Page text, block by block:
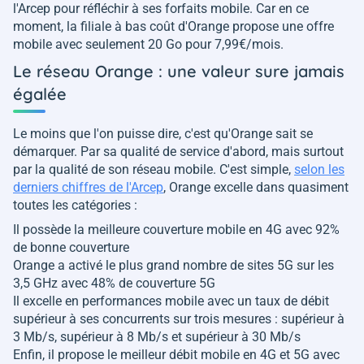
l'Arcep pour réfléchir à ses forfaits mobile. Car en ce
moment, la filiale à bas coût d'Orange propose une offre
mobile avec seulement 20 Go pour 7,99€/mois.
Le réseau Orange : une valeur sure jamais
égalée
Le moins que l'on puisse dire, c'est qu'Orange sait se
démarquer. Par sa qualité de service d'abord, mais surtout
par la qualité de son réseau mobile. C'est simple, selon les
derniers chiffres de l'Arcep, Orange excelle dans quasiment
toutes les catégories :
Il possède la meilleure couverture mobile en 4G avec 92%
de bonne couverture
Orange a activé le plus grand nombre de sites 5G sur les
3,5 GHz avec 48% de couverture 5G
Il excelle en performances mobile avec un taux de débit
supérieur à ses concurrents sur trois mesures : supérieur à
3 Mb/s, supérieur à 8 Mb/s et supérieur à 30 Mb/s
Enfin, il propose le meilleur débit mobile en 4G et 5G avec